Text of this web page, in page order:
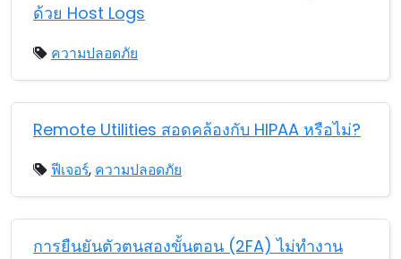
ด้วย Host Logs
ความปลอดภัย
Remote Utilities สอดคล้องกับ HIPAA หรือไม่?
ฟีเจอร์, ความปลอดภัย
การยืนยันตัวตนสองขั้นตอน (2FA) ไม่ทำงาน